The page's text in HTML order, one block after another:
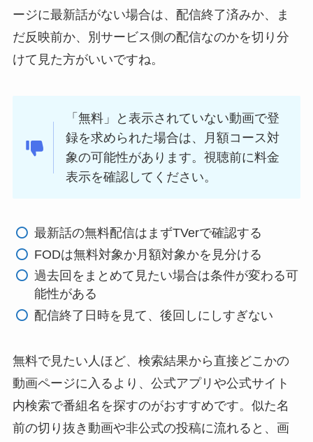
ージに最新話がない場合は、配信終了済みか、ま
だ反映前か、別サービス側の配信なのかを切り分
けて見た方がいいですね。
「無料」と表示されていない動画で登
録を求められた場合は、月額コース対
象の可能性があります。視聴前に料金
表示を確認してください。
最新話の無料配信はまずTVerで確認する
FODは無料対象か月額対象かを見分ける
過去回をまとめて見たい場合は条件が変わる可
能性がある
配信終了日時を見て、後回しにしすぎない
無料で見たい人ほど、検索結果から直接どこかの
動画ページに入るより、公式アプリや公式サイト
内検索で番組名を探すのがおすすめです。似た名
前の切り抜き動画や非公式の投稿に流れると、画